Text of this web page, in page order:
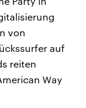
von
auf
reiten
Way